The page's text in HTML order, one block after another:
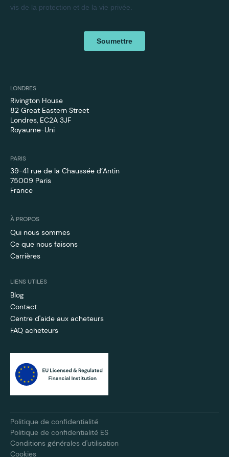
LONDRES
Rivington House
82 Great Eastern Street
Londres, EC2A 3JF
Royaume-Uni
PARIS
39-41 rue de la Chaussée d’Antin
75009 Paris
France
À PROPOS
Qui nous sommes
Ce que nous faisons
Carrières
LIENS UTILES
Blog
Contact
Centre d'aide aux acheteurs
FAQ acheteurs
Politique de confidentialité
Politique de confidentialité ES
Conditions générales d'utilisation
Cookies